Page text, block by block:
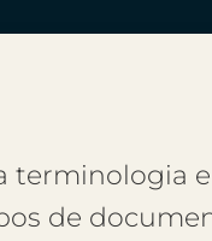
terminologia
de